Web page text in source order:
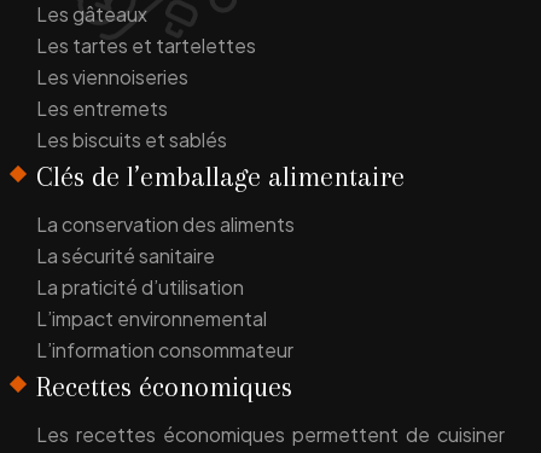
Les gâteaux
Les tartes et tartelettes
Les viennoiseries
Les entremets
Les biscuits et sablés
Clés de l’emballage alimentaire
La conservation des aliments
La sécurité sanitaire
La praticité d’utilisation
L’impact environnemental
L’information consommateur
Recettes économiques
Les recettes économiques permettent de cuisiner